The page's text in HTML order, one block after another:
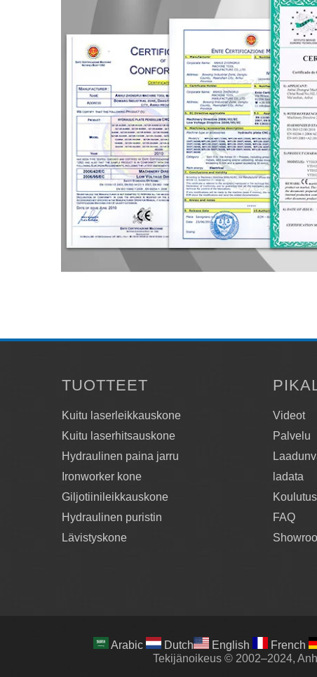
TUOTTEET
Kuitu laserleikkauskone
Kuitu laserhitsauskone
Hydraulinen paina jarru
Ironworker kone
Giljotiinileikkauskone
Hydraulinen puristin
Lävistyskone
Videot
Palvelu
ladata
Koulutus
FAQ
Arabic Dutch English French
Tekijänoikeus © 2002–2024,